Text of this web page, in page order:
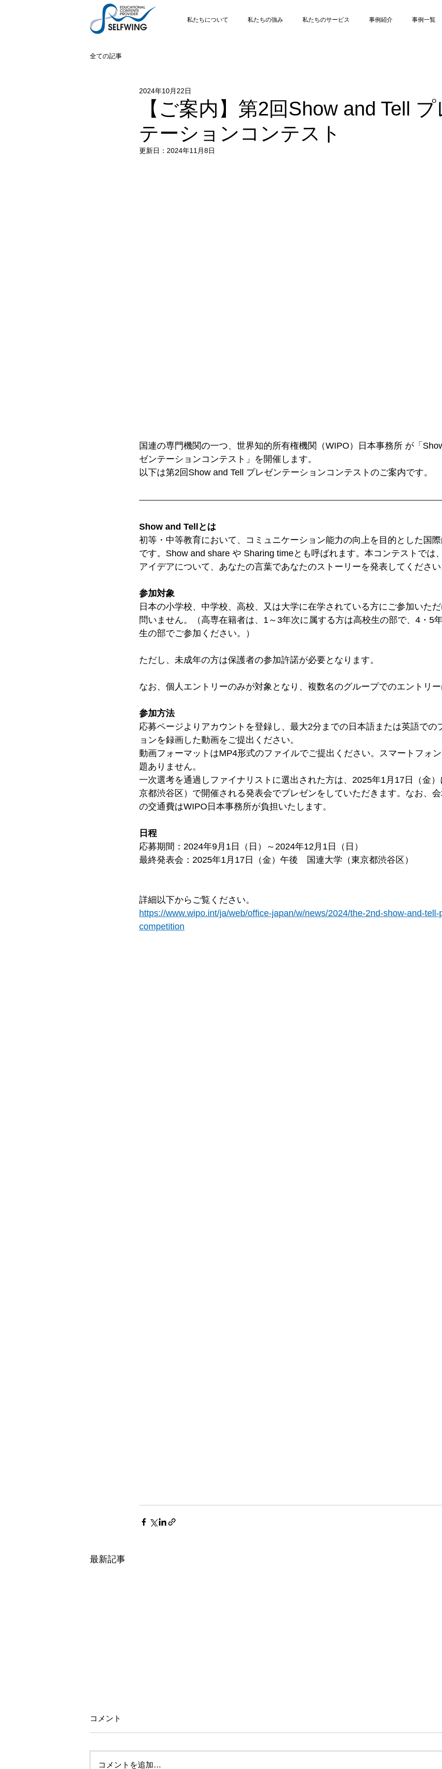
私たちについて 私たちの強み 私たちのサービス 事例紹介 事例一覧
全ての記事
【ご案内】第2回Show and Tell
テーションコンテスト
2024年10月22日
更新日： 2024年11月8日
国連の専門機関の一つ、世界知的所有権機関（WIPO）日本事務所 が「
ゼンテーションコンテスト」を開催します。
以下は第2回Show and Tell プレゼンテーションコンテストのご案内です。
Show and Tellとは
初等・中等教育において、コミュニケーション能力の向上を目的とした国
です。Show and share や Sharing timeとも呼ばれます。本コンテストでは
アイデアについて、あなたの言葉であなたのストーリーを発表してください
参加対象
日本の小学校、中学校、高校、又は大学に在学されている方にご参加いた
問いません。（高専在籍者は、1～3年次に属する方は高校生の部で、4・5
生の部でご参加ください。）
ただし、未成年の方は保護者の参加許諾が必要となります。
なお、個人エントリーのみが対象となり、複数名のグループでのエントリー
参加方法
応募ページよりアカウントを登録し、最大2分までの日本語または英語での
ョンを録画した動画をご提出ください。
動画フォーマットはMP4形式のファイルでご提出ください。スマートフォ
題ありません。
一次選考を通過しファイナリストに選出された方は、2025年1月17日（金
京都渋谷区）で開催される発表会でプレゼンをしていただきます。なお、
の交通費はWIPO日本事務所が負担いたします。
日程
応募期間：2024年9月1日（日）～2024年12月1日（日）
最終発表会：2025年1月17日（金）午後　国連大学（東京都渋谷区）
詳細以下からご覧ください。
https://www.wipo.int/ja/web/office-japan/w/news/2024/the-2nd-show-and-
competition
最新記事
コメント
コメントを追加…